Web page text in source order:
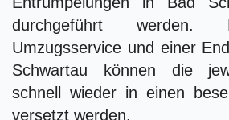
durchgeführt werden.
Umzugsservice und einer
Schwartau können die
schnell wieder in einen
versetzt werden.